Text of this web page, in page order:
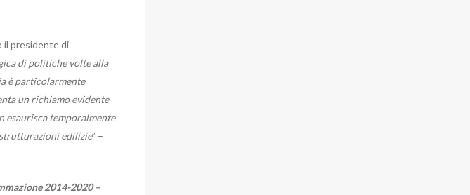
il presidente di
di politiche volte alla
è particolarmente
un richiamo evidente
esaurisca temporalmente
edilizie” –
2014-2020 –